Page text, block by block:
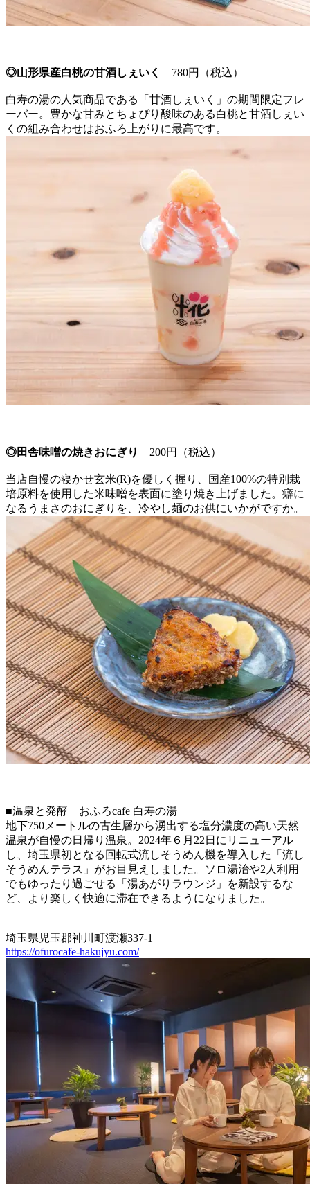
◎山形県産白桃の甘酒しぇいく 780円（税込）
白寿の湯の人気商品である「甘酒しぇいく」の期間限定フレ
ーバー。豊かな甘みとちょぴり酸味のある白桃と甘酒しぇい
くの組み合わせはおふろ上がりに最高です。
◎田舎味噌の焼きおにぎり 200円（税込）
当店自慢の寝かせ玄米(R)を優しく握り、国産100%の特別栽
培原料を使用した米味噌を表面に塗り焼き上げました。癖に
なるうまさのおにぎりを、冷やし麺のお供にいかがですか。
■温泉と発酵 おふろcafe 白寿の湯
地下750メートルの古生層から湧出する塩分濃度の高い天然
温泉が自慢の日帰り温泉。2024年６月22日にリニューアル
し、埼玉県初となる回転式流しそうめん機を導入した「流し
そうめんテラス」がお目見えしました。ソロ湯治や2人利用
でもゆったり過ごせる「湯あがりラウンジ」を新設するな
ど、より楽しく快適に滞在できるようになりました。
埼玉県児玉郡神川町渡瀬337-1
https://ofurocafe-hakujyu.com/